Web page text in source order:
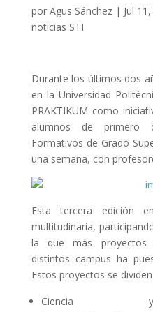
por Agus Sánchez| Jul
noticias STI
Durante los últimos dos
en la Universidad
PRAKTIKUM como
alumnos de primero
Formativos de Grado
una semana, con
Esta tercera edición
multitudinaria,
la que más proyectos
distintos campus ha
Estos proyectos se
Ciencia y